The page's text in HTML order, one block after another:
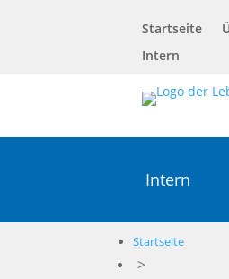
Startseite
Intern
Intern
Startseite
>